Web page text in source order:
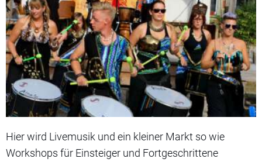
Hier wird Livemusik und ein kleiner Markt so wie
Workshops für Einsteiger und Fortgeschrittene